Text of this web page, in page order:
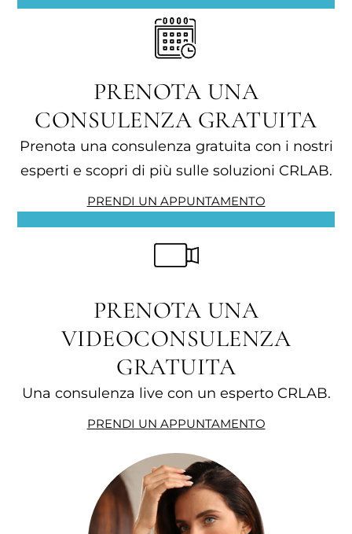
PRENOTA UNA
CONSULENZA GRATUITA
Prenota una consulenza gratuita con i nostri
esperti e scopri di più sulle soluzioni CRLAB.
PRENDI UN APPUNTAMENTO
PRENOTA UNA
VIDEOCONSULENZA
GRATUITA
Una consulenza live con un esperto CRLAB.
PRENDI UN APPUNTAMENTO